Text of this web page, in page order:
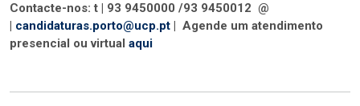
Contacte-nos: t | 93 9450000 /93 9450012 @
| candidaturas.porto@ucp.pt | Agende um atendimento
presencial ou virtual aqui